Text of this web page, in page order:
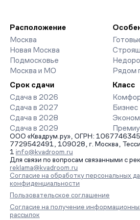
организует просмотр и поможет
минимальной ставке. Чтобы
заявку на обратный звонок.
Расположение
Москва
Новая Москва
Подмосковье
Москва и МО
Рядом
Срок сдачи
Сдача в 2026
Сдача в 2027
Сдача в 2028
Сдача в 2029
Класс
Бизнес
Эконом
ООО «Квадрум.ру», ОГРН:
7729542491, 109028, г. Москва,
1 info@kvadroom.ru
Для связи по вопросам связанными с
reklama@kvadroom.ru
Согласие на обработку персональных
конфиденциальности
Пользовательское соглашение
Согласие на получение
рассылок